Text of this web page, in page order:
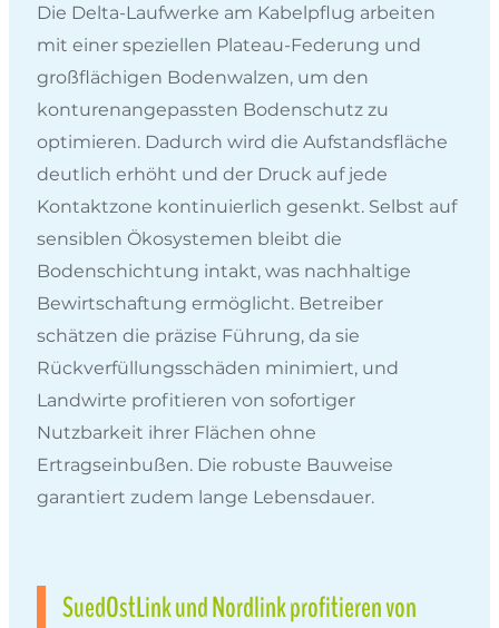
Die Delta-Laufwerke am Kabelpflug arbeiten
mit einer speziellen Plateau-Federung und
großflächigen Bodenwalzen, um den
konturenangepassten Bodenschutz zu
optimieren. Dadurch wird die Aufstandsfläche
deutlich erhöht und der Druck auf jede
Kontaktzone kontinuierlich gesenkt. Selbst auf
sensiblen Ökosystemen bleibt die
Bodenschichtung intakt, was nachhaltige
Bewirtschaftung ermöglicht. Betreiber
schätzen die präzise Führung, da sie
Rückverfüllungsschäden minimiert, und
Landwirte profitieren von sofortiger
Nutzbarkeit ihrer Flächen ohne
Ertragseinbußen. Die robuste Bauweise
garantiert zudem lange Lebensdauer.
SuedOstLink und Nordlink profitieren von